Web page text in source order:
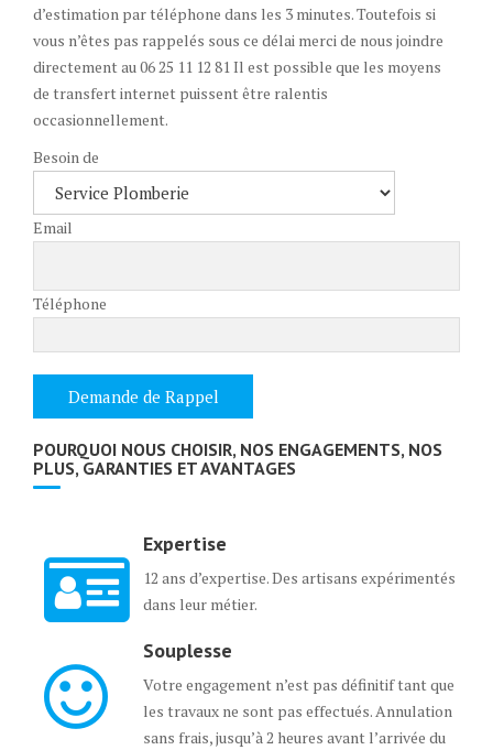
d’estimation par téléphone dans les 3 minutes. Toutefois si
vous n’êtes pas rappelés sous ce délai merci de nous joindre
directement au 06 25 11 12 81 Il est possible que les moyens
de transfert internet puissent être ralentis
occasionnellement.
Besoin de
Email
Téléphone
POURQUOI NOUS CHOISIR, NOS ENGAGEMENTS, NOS
PLUS, GARANTIES ET AVANTAGES
Expertise
12 ans d’expertise. Des artisans expérimentés
dans leur métier.
Souplesse
Votre engagement n’est pas définitif tant que
les travaux ne sont pas effectués. Annulation
sans frais, jusqu’à 2 heures avant l’arrivée du